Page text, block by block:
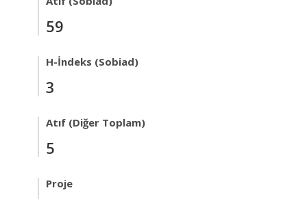
59
H-İndeks (Sobiad)
3
Atıf (Diğer Toplam)
5
Proje